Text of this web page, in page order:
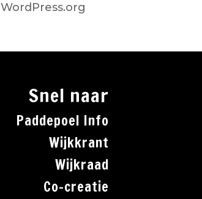
WordPress.org
Snel naar
Paddepoel Info
Wijkkrant
Wijkraad
Co-creatie